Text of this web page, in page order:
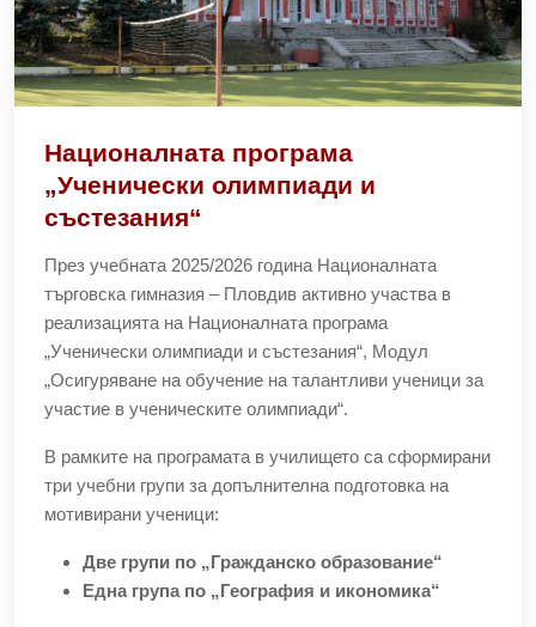
Националната програма
„Ученически олимпиади и
състезания“
През учебната 2025/2026 година Националната
търговска гимназия – Пловдив активно участва в
реализацията на Националната програма
„Ученически олимпиади и състезания“, Модул
„Осигуряване на обучение на талантливи ученици за
участие в ученическите олимпиади“.
В рамките на програмата в училището са сформирани
три учебни групи за допълнителна подготовка на
мотивирани ученици:
Две групи по „Гражданско образование“
Една група по „География и икономика“